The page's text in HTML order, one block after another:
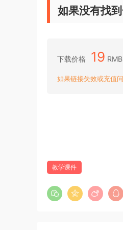
如果没有找
下载价格 19 RMB
如果链接失效或充值
教学课件